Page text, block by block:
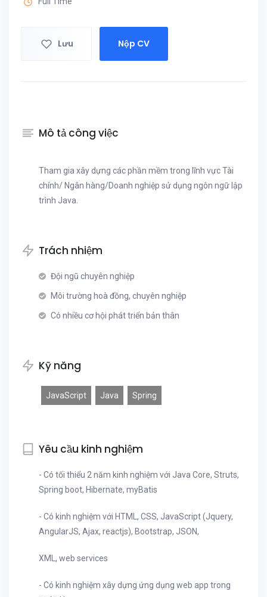
Lưu Nộp CV
Mô tả công việc
Tham gia xây dựng các phần mềm trong lĩnh vực Tài
chính/ Ngân hàng/Doanh nghiệp sử dụng ngôn ngữ lập
trình Java.
Trách nhiệm
Đội ngũ chuyên nghiệp
Môi trường hoà đồng, chuyên nghiệp
Có nhiều cơ hội phát triển bản thân
Kỹ năng
JavaScript Java Spring
Yêu cầu kinh nghiệm
- Có tối thiểu 2 năm kinh nghiệm với Java Core, Struts,
Spring boot, Hibernate, myBatis
- Có kinh nghiệm với HTML, CSS, JavaScript (Jquery,
AngularJS, Ajax, reactjs), Bootstrap, JSON,
XML, web services
- Có kinh nghiệm xây dựng ứng dụng web app trong